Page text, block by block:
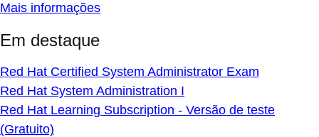
Mais informações
Em destaque
Red Hat Certified System Administrator Exam
Red Hat System Administration I
Red Hat Learning Subscription - Versão de teste
(Gratuito)